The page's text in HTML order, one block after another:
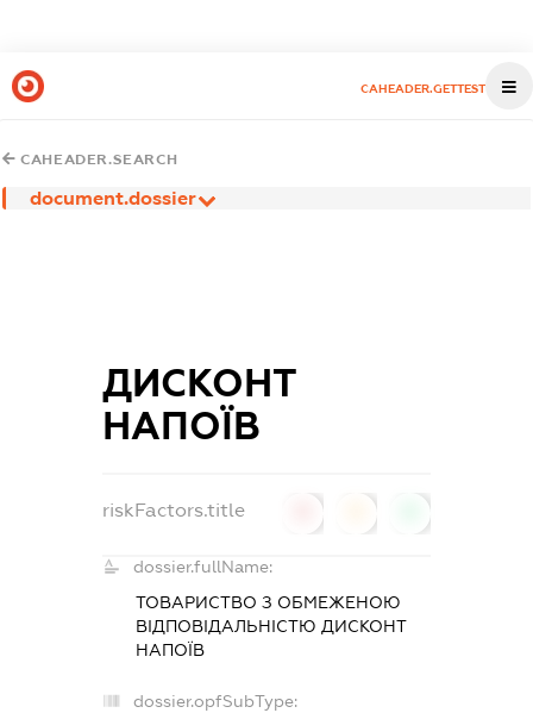
CAHEADER.GETTEST
CAHEADER.SEARCH
document.dossier
ДИСКОНТ
НАПОЇВ
riskFactors.title
dossier.fullName:
ТОВАРИСТВО З ОБМЕЖЕНОЮ
ВІДПОВІДАЛЬНІСТЮДИСКОНТ
НАПОЇВ
dossier.opfSubType: